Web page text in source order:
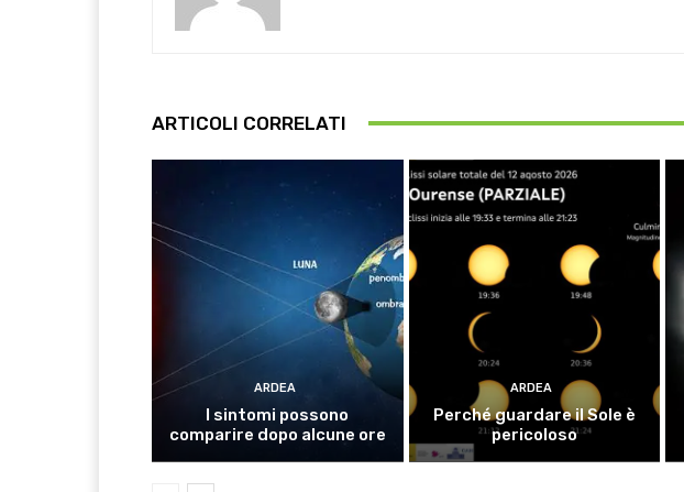
ARTICOLI CORRELATI
ARDEA
I sintomi possono
comparire dopo alcune ore
ARDEA
Perché guardare il Sole è
pericoloso